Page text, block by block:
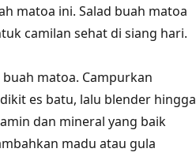
matoa ini. Salad buah matoa
camilan sehat di siang hari.
matoa. Campurkan
es batu, lalu blender hingga
dan mineral yang baik
madu atau gula